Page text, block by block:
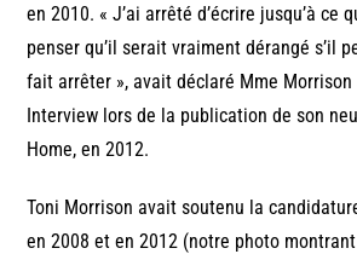
en 2010. « J’ai arrêté d’écrire jusqu’à ce
penser qu’il serait vraiment dérangé s’il
fait arrêter », avait déclaré Mme Morrison
Interview lors de la publication de son
Home, en 2012.
Toni Morrison avait soutenu la
en 2008 et en 2012 (notre photo